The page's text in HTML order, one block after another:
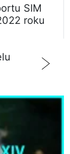
SIM
roku